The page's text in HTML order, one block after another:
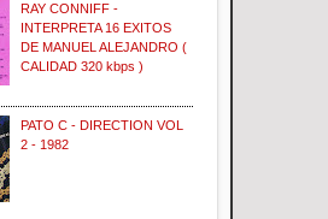
RAY CONNIFF -
INTERPRETA 16 EXITOS
DE MANUEL ALEJANDRO (
CALIDAD 320 kbps )
PATO C - DIRECTION VOL
2 - 1982